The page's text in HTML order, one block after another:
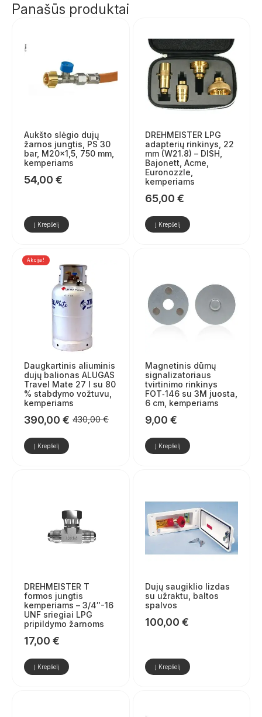
Panašūs produktai
Aukšto slėgio dujų
žarnos jungtis, PS 30
bar, M20×1,5, 750 mm,
kemperiams
54,00 €
Į Krepšelį
DREHMEISTER LPG
adapterių rinkinys, 22
mm (W21.8) – DISH,
Bajonett, Acme,
Euronozzle,
kemperiams
65,00 €
Į Krepšelį
Akcija!
Daugkartinis aliuminis
dujų balionas ALUGAS
Travel Mate 27 l su 80
% stabdymo vožtuvu,
kemperiams
430,00€
Pradinė
kaina
buvo:
390,00 €
Dabartinė
kaina
yra:Į Krepšelį
Magnetinis dūmų
signalizatoriaus
tvirtinimo rinkinys
FOT‑146 su 3M juosta,
6 cm, kemperiams
9,00 €
Į Krepšelį
DREHMEISTER T
formos jungtis
kemperiams – 3/4″-16
UNF sriegiai LPG
pripildymo žarnoms
17,00 €
Į Krepšelį
Dujų saugiklio lizdas
su užraktu, baltos
spalvos
100,00 €
Į Krepšelį